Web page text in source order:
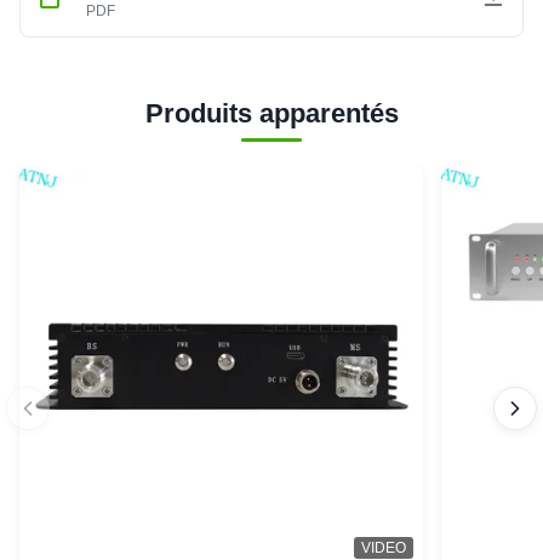
PDF
Produits apparentés
VIDEO